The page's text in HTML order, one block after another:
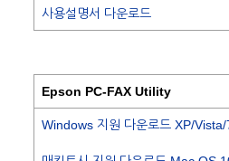
사용설명서 다운로드
Epson PC-FAX Utility
Windows 지원 다운로드 XP/